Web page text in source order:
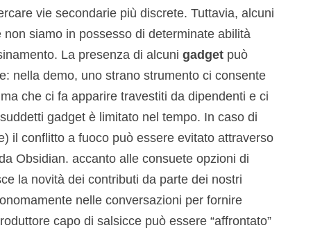
vie secondarie più discrete. Tuttavia, alcuni
siamo in possesso di determinate abilità
La presenza di alcuni gadgetpuò
nella demo, uno strano strumento ci consente
che ci fa apparire travestiti da dipendenti e ci
gadget è limitato nel tempo. In caso di
il conflitto a fuoco può essere evitato attraverso
Obsidian. accanto alle consuete opzioni di
la novità dei contributi da parte dei nostri
nelle conversazioni per fornire
capo di salsicce può essere “affrontato”